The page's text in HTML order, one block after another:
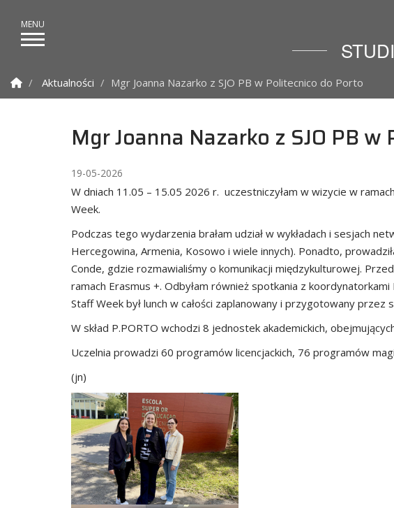
Strona Główna
Aktualności Mgr Joanna Nazarko z SJO PB w Politecnico do Porto
Mgr Joanna Nazarko z SJO PB
19-05-2026
W dniach 11.05 – 15.05 2026 r. uczestniczyłam w wizycie w
Week.
Podczas tego wydarzenia brałam udział w wykładach i sesjach
Hercegowina, Armenia, Kosowo i wiele innych). Ponadto,
Conde, gdzie rozmawialiśmy o komunikacji międzykulturowej.
ramach Erasmus +. Odbyłam również spotkania z
Staff Week był lunch w całości zaplanowany i przygotowany
W skład P.PORTO wchodzi 8 jednostek akademickich,
Uczelnia prowadzi 60 programów licencjackich, 76 programów
(jn)